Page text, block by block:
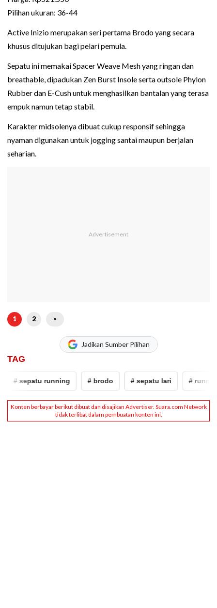
Pilihan ukuran: 36-44
Active Inizio merupakan seri pertama Brodo yang secara
khusus ditujukan bagi pelari pemula.
Sepatu ini memakai Spacer Weave Mesh yang ringan dan
breathable, dipadukan Zen Burst Insole serta outsole Phylon
Rubber dan E-Cush untuk menghasilkan bantalan yang terasa
empuk namun tetap stabil.
Karakter midsolenya dibuat cukup responsif sehingga
nyaman digunakan untuk jogging santai maupun berjalan
seharian.
1 2 >
Jadikan Sumber Pilihan
TAG
# sepatu running # brodo # sepatu lari # running